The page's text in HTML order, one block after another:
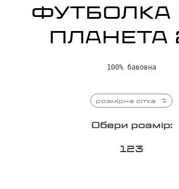
ФУТБОЛКА
ПЛАНЕТА
100% бавовна
розмірна сітка
Обери розмір:
123